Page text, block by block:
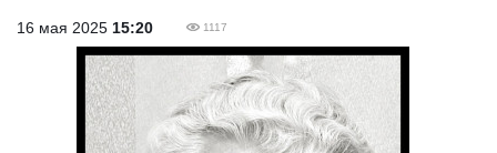
16 мая 2025 15:20 1117